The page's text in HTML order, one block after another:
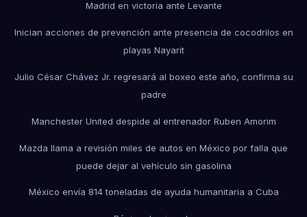
Madrid en victoria ante Levante
Inician acciones de prevención ante presencia de cocodrilos en
playas Nayarit
Julio César Chávez Jr. regresará al boxeo este año, confirma su
padre
Manchester United despide al entrenador Ruben Amorim
Mazda llama a revisión miles de autos en México por falla que
puede dejar al vehículo sin gasolina
México envía 814 toneladas de ayuda humanitaria a Cuba